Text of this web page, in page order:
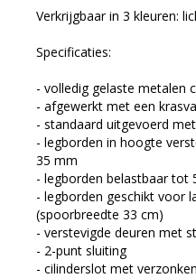
Verkrijgbaar in 3 kleuren:
Specificaties:
- volledig gelaste metalen
- afgewerkt met een
- standaard uitgevoerd
- legborden in hoogte
35 mm
- legborden belastbaar tot
- legborden geschikt voor
(spoorbreedte 33 cm)
- verstevigde deuren met
- 2-punt sluiting
- cilinderslot met